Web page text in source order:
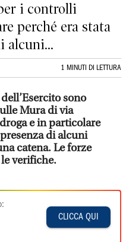
i controlli
perché era stata
alcuni...
1 MINUTI DI LETTURA
sono
Mura di via
e in particolare
di alcuni
catena. Le forze
verifiche.
CLICCA QUI